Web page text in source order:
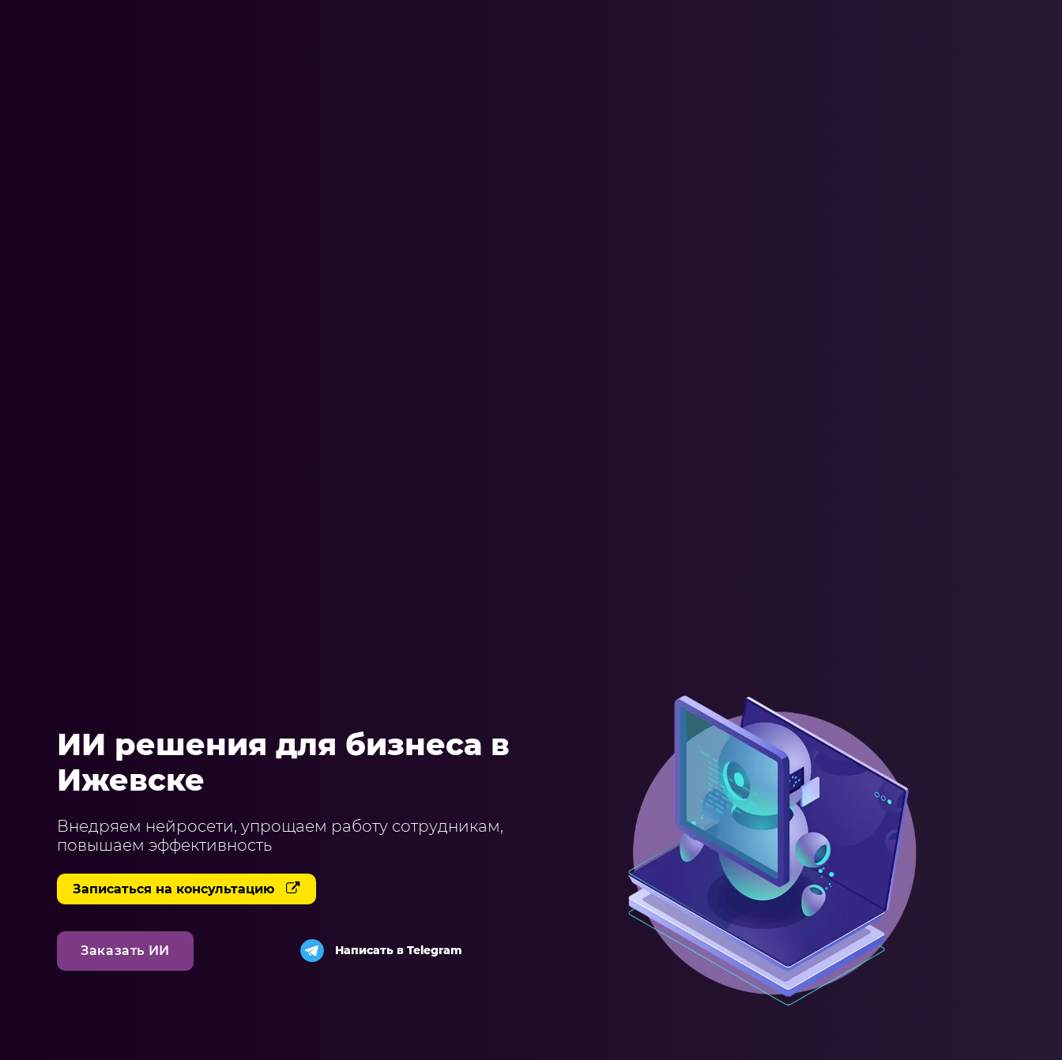
ИИ решения для бизнеса в
Ижевске
Внедряем нейросети, упрощаем работу сотрудникам,
повышаем эффективность
Записаться на консультацию
Заказать ИИ Написать в Telegram